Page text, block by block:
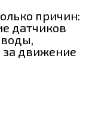
причин:
датчиков
движение